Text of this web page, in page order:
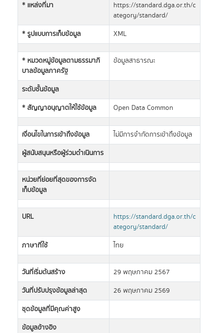
* แหล่งที่มา
https://standard.dga.or.th/c
ategory/standard/
* รูปแบบการเก็บข้อมูล
XML
* หมวดหมู่ข้อมูลตามธรรมาภิ
บาลข้อมูลภาครัฐ
ข้อมูลสาธารณะ
ระดับชั้นข้อมูล
* สัญญาอนุญาตให้ใช้ข้อมูล
Open Data Common
เงื่อนไขในการเข้าถึงข้อมูล
ไม่มีการจำกัดการเข้าถึงข้อมูล
ผู้สนับสนุนหรือผู้ร่วมดำเนินการ
หน่วยที่ย่อยที่สุดของการจัด
เก็บข้อมูล
URL
https://standard.dga.or.th/c
ategory/standard/
ภาษาที่ใช้
ไทย
วันที่เริ่มต้นสร้าง
29 พฤษภาคม 2567
วันที่ปรับปรุงข้อมูลล่าสุด
26 พฤษภาคม 2569
ชุดข้อมูลที่มีคุณค่าสูง
ข้อมูลอ้างอิง